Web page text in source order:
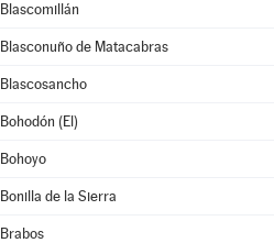
Blascomillán
Blasconuño de Matacabras
Blascosancho
Bohodón (El)
Bohoyo
Bonilla de la Sierra
Brabos